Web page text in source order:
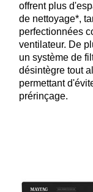
offrent plus
de nettoyage*,
perfectionnées
ventilateur. De
un système de
désintègre tout
permettant
prérinçage.